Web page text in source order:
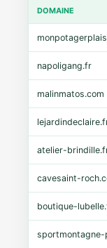
DOMAINE
napoligang.fr
malinmatos.com
atelier-
cavesaint-
boutique-